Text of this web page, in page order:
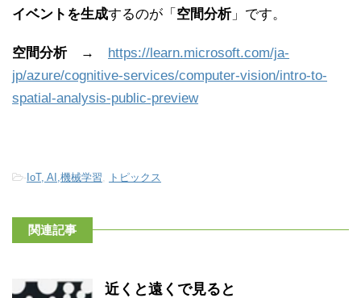
イベントを生成するのが「 空間分析」です。
空間分析→ https://learn.microsoft.com/ja-
jp/azure/cognitive-services/computer-vision/intro-to-
spatial-analysis-public-preview
-IoT, AI,機械学習 トピックス
関連記事
近くと遠くで見ると